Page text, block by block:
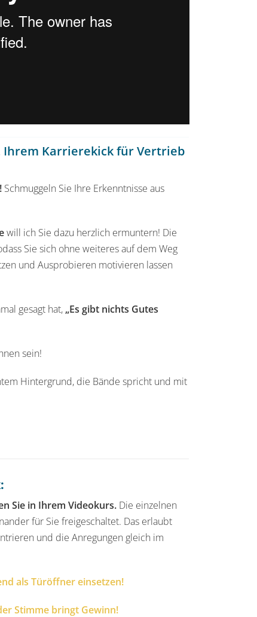
Karrierekick für Vertrieb
Schmuggeln Sie Ihre Erkenntnisse aus
will ich Sie dazu herzlich ermuntern! Die
Sie sich ohne weiteres auf dem Weg
und Ausprobieren motivieren lassen
gesagt hat, „Es gibt nichts Gutes
sein!
Sie in Ihrem Videokurs.Die einzelnen
für Sie freigeschaltet. Das erlaubt
und die Anregungen gleich im
als Türöffner einsetzen!
Stimme bringt Gewinn!